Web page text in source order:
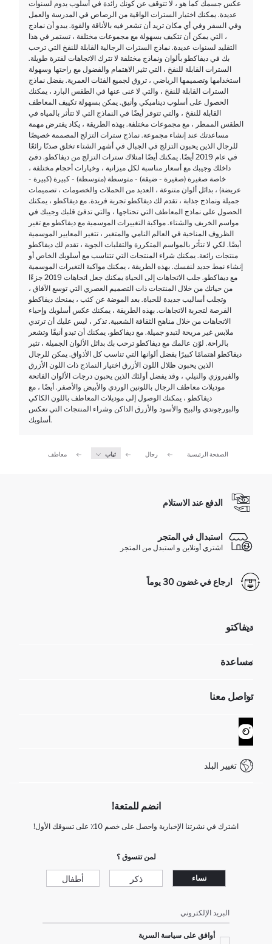
عكس جسمك كما هو ، لا تتوقف عن كونك رائدة في أسلوب يدوم لسنوات
عديدة. يمكنك اختيار السترات الواقية من الرصاص في المدرسة والعمل
وفي السفر وفي أي مكان تريد أن تشعر فيه بالأناقة والقوة. يبدو أن نماذج
، التي يمكن أن تتكيف بسهولة مع مجموعات مختلفة ، تستمر في هذا
التقليد لسنوات عديدة. نماذج السترات الرجالية القابلة للنفخ التي ترحب
بك في ديفاكطو بألوان ونماذج مختلفة لا تترك الاتجاهات لفترة طويلة.
السترات القابلة للنفخ ، التي تثير الاهتمام والفضول مع راحتها وسهولة
استخدامها وتصميمها الرياضي ، تروق لجميع الفئات العمرية. بفضل نماذج
السترات القابلة للنفخ ، والتي لا غنى عنها في الطقس البارد ، يمكنك
الحصول على أسلوب ديناميكي وأنيق. يمكن بسهولة تكييف المعاطف
القابلة للنفخ ، والتي تتوفر أيضًا في النماذج التي لا تتأثر بالمياه في
الطقس الممطر ، مع مجموعات مختلفة. بهذه الطريقة ، يكاد يفترض مهمة
مساعدتك عند إنشاء مجموعة. نماذج سترات التزلج المصممة خصيصًا
للرجال الذين يحبون التزلج في الجبال في أشهر الشتاء تخلق صدىًا رائعًا
في عام 2019 أيضًا. يمكنك أيضًا امتلاك سترات التزلج من ديفاكطو. دفئ
داخلك وجيبك مع أسعار مناسبة لكل ميزانية ، وخيارات أحجام مختلفة ،
خاصة صغيرة (صغيرة - ضيقة) - متوسطة (متوسطة) - كبيرة (كبيرة -
عريضة) ، بدائل ألوان متنوعة ، العديد من الحملات والخصومات ، تصميمات
جميلة ونماذج جذابة ، تقدم لك ديفاكطو تجربة فريدة. مع ديفاكطو ، يمكنك
الحصول على نماذج المعاطف التي تحتاجها ، والتي تدفئ قلبك وجيبك في
مواسم الخريف والشتاء. مواكبة التغييرات الموسمية مع ديفاكطو مع تغير
الظروف المناخية في العالم النامي والمتغير ، تتغير المعايير الموسمية
أيضًا. لكي لا تتأثر بالمواسم المتكررة والتقلبات الجوية ، تقدم لك ديفاكطو
منتجات رائعة. يمكنك شراء المنتجات التي تتناسب مع أسلوبك الخاص أو
إنشاء نمط جديد لنفسك. بهذه الطريقة ، يمكنك مواكبة التغيرات الموسمية
مع ديفاكطو. جلب الاتجاهات إلى الحياة يمكنك جعل اتجاهات 2019 جزءًا
من حياتك من خلال المنتجات ذات التصميم العصري التي توسع الآفاق ،
وتجلب أساليب جديدة للحياة. بعد الموضة عن كثب ، يمنحك ديفاكطو
الفرصة لتجربة الاتجاهات. بهذه الطريقة ، يمكنك عكس أسلوبك وإحياء
الاتجاهات من خلال مناهج الثقافة الشعبية. تذكر ، ليس عليك أن ترتدي
ملابس غير مريحة لتبدو جميلة. مع ديفاكطو، يمكنك أن تبدو أنيقًا وتشعر
بالراحة. لوّن عالمك مع ديفاكطو ترحب بك بدائل الألوان الجميلة ، تثير
ديفاكطو اهتمامًا كبيرًا بفضل ألوانها التي تناسب كل الأذواق. يمكن للرجال
الذين يحبون ظلال اللون الأزرق اختيار النماذج ذات اللون الأزرق
والفيروزي والنيلي ، وقد يفضل أولئك الذين يحبون درجات الألوان الفاتحة
موديلات معاطف الرجال باللونين الوردي والأبيض والأصفر. أيضًا ، مع
ديفاكطو ، يمكنك الوصول إلى موديلات المعاطف باللون الكاكي
والبورجوندي والبيج والأسود والأزرق الداكن وشراء المنتجات التي تعكس
أسلوبك.
الصفحة الرئيسية رجال ثياب معاطف
الدفع عند الاستلام
استبدال في المتجر
اشتري أونلاين و استبدل من المتجر
ارجاع في غضون 30 يوماً
ديفاكتو
تعرف علينا
GIFT CLUB
مساعدة
عمليات الارجاع و الاستبدال السهلة
تتبع الشحنة
كيف يمكنك التسوق في ديفاكتو ؟
تواصل معنا
نموذج الاتصال
خدمة العملاء
تغيير البلد
انضم للمتعة!
اشترك في نشرتنا الإخبارية واحصل على خصم 10٪ على تسوقك الأول!
لمن تتسوق ؟
نساء ذكر أطفال
البريد الإلكتروني
أوافق على سياسة السرية